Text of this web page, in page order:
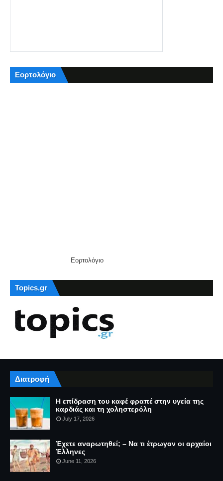
Εορτολόγιο
Εορτολόγιο
Topics.gr
Διατροφή
Η επίδραση του καφέ φραπέ στην υγεία της
καρδιάς και τη χοληστερόλη
July 17, 2026
Έχετε αναρωτηθεί; – Να τι έτρωγαν οι αρχαίοι
Έλληνες
June 11, 2026